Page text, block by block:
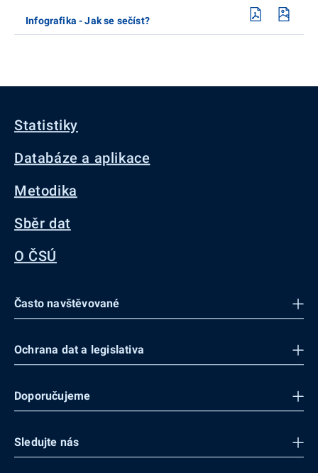
Infografika - Jak se sečíst?
Statistiky
Databáze a aplikace
Metodika
Sběr dat
O ČSÚ
Často navštěvované
Ochrana dat a legislativa
Doporučujeme
Sledujte nás